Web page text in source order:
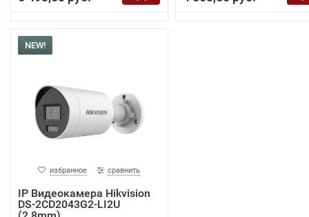
NEW!
избранное сравнить
IP Видеокамера Hikvision
DS-2CD2043G2-LI2U